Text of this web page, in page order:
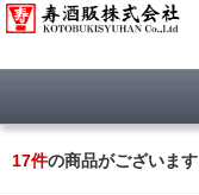
17件の商品がございます